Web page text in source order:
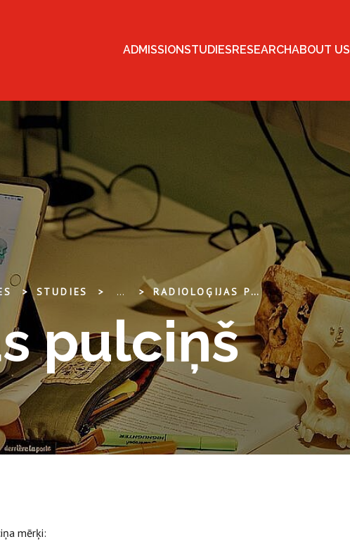
ADMISSIONSTUDIESRESEARCHABOUT US
STUDIES ... RADIOLOĢIJAS PULCIŅŠ
pulciņš
mērķi: